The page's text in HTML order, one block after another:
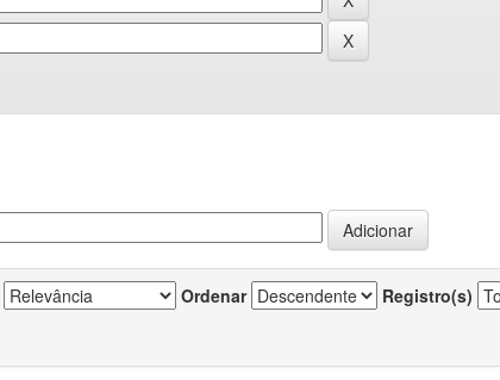
Ordenar Registro(s)